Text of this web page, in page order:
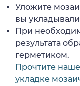
Уложите
вы
При
результата
герметиком.
Прочтите
укладке